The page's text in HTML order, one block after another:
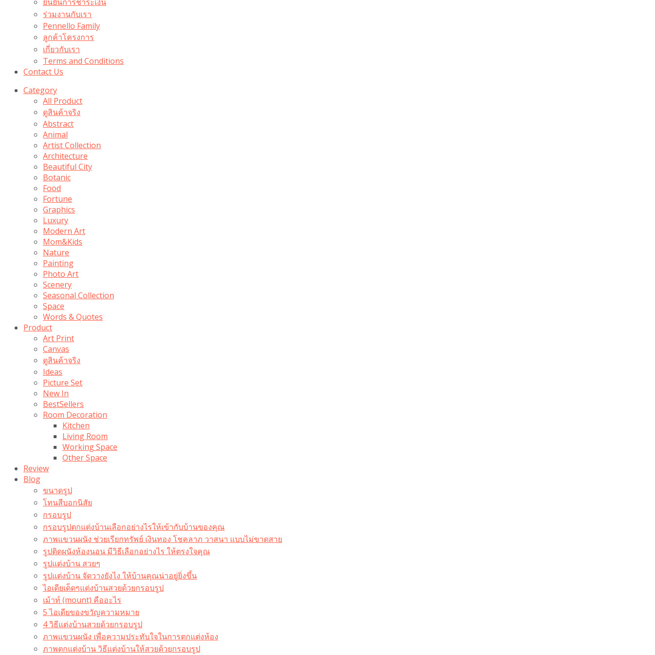
ร่วมงานกับเรา
Pennello Family
ลูกค้าโครงการ
เกี่ยวกับเรา
Terms and Conditions
Contact Us
Category
All Product
ดูสินค้าจริง
Abstract
Animal
Artist Collection
Architecture
Beautiful City
Botanic
Food
Fortune
Graphics
Luxury
Modern Art
Mom&Kids
Nature
Painting
Photo Art
Scenery
Seasonal Collection
Space
Words & Quotes
Product
Art Print
Canvas
ดูสินค้าจริง
Ideas
Picture Set
New In
BestSellers
Room Decoration
Kitchen
Living Room
Working Space
Other Space
Review
Blog
ขนาดรูป
โทนสีบอกนิสัย
กรอบรูป
กรอบรูปตกแต่งบ้านเลือกอย่างไรให้เข้ากับบ้านของคุณ
ภาพแขวนผนัง ช่วยเรียกทรัพย์ เงินทอง โชคลาภ วาสนา แบบไม่ขาดสาย
รูปติดผนังห้องนอน มีวิธีเลือกอย่างไร ให้ตรงใจคุณ
รูปแต่งบ้าน สวยๆ
รูปแต่งบ้าน จัดวางยังไง ให้บ้านคุณน่าอยู่ยิ่งขึ้น
ไอเดียเด็ดๆแต่งบ้านสวยด้วยกรอบรูป
เม้าท์ (mount) คืออะไร​
5 ไอเดียของขวัญความหมาย
4 วิธีแต่งบ้านสวยด้วยกรอบรูป
ภาพแขวนผนัง เพื่อความประทับใจในการตกแต่งห้อง
ภาพตกแต่งบ้าน วิธีแต่งบ้านให้สวยด้วยกรอบรูป